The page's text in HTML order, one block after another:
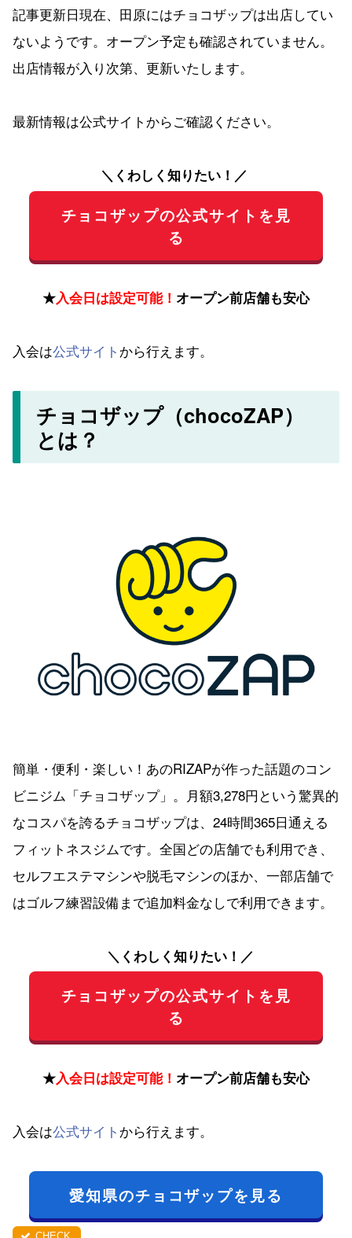
記事更新日現在、田原にはチョコザップは出店してい
ないようです。オープン予定も確認されていません。
出店情報が入り次第、更新いたします。
最新情報は公式サイトからご確認ください。
＼くわしく知りたい！／
チョコザップの公式サイトを見
る
★入会日は設定可能！ オープン前店舗も安心
入会は公式サイト から行えます。
チョコザップ（chocoZAP）
とは？
簡単・便利・楽しい！あのRIZAPが作った話題のコン
ビニジム「チョコザップ」。月額3,278円という驚異的
なコスパを誇るチョコザップは、24時間365日通える
フィットネスジムです。全国どの店舗でも利用でき、
セルフエステマシンや脱毛マシンのほか、一部店舗で
はゴルフ練習設備まで追加料金なしで利用できます。
＼くわしく知りたい！／
チョコザップの公式サイトを見
る
★入会日は設定可能！ オープン前店舗も安心
入会は公式サイト から行えます。
愛知県のチョコザップを見る